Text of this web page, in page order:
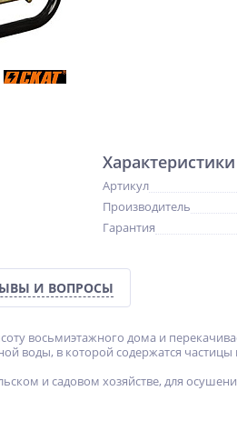
Характеристики
Артикул
Производитель
Гарантия
И ВОПРОСЫ
восьмиэтажного дома и
воды, в которой содержатся
и садовом хозяйстве, для